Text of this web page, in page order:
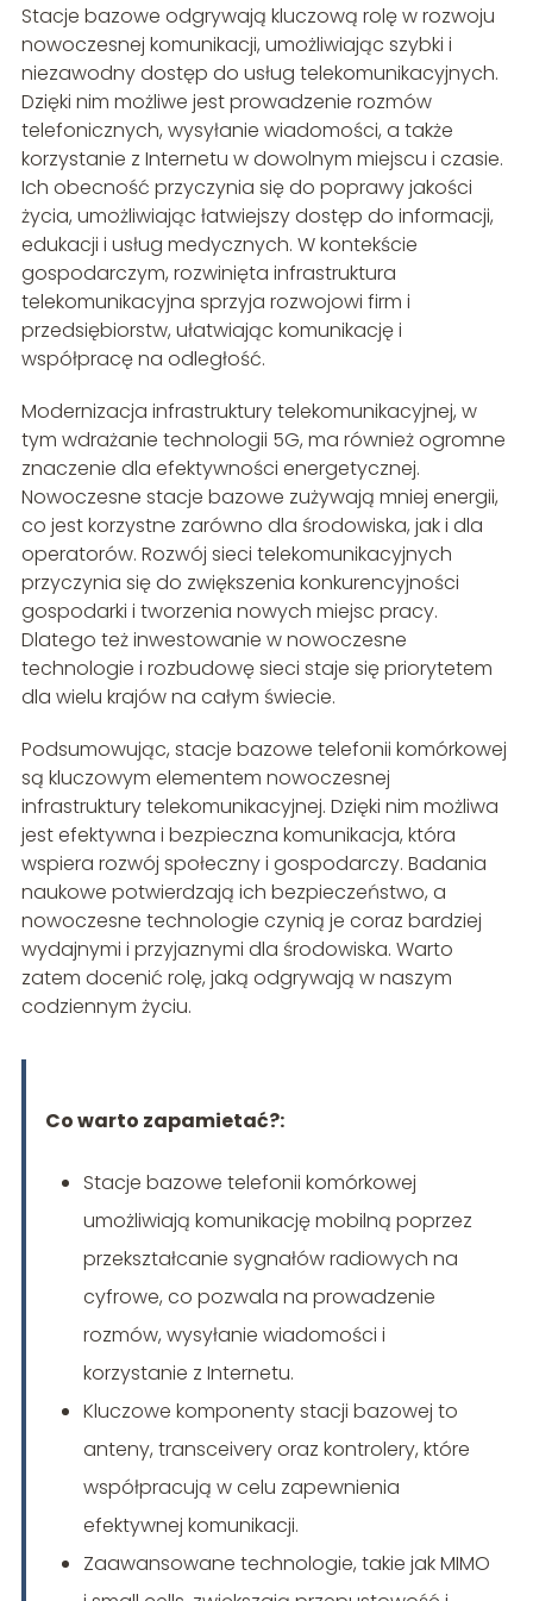
Stacje bazowe odgrywają kluczową rolę w rozwoju
nowoczesnej komunikacji, umożliwiając szybki i
niezawodny dostęp do usług telekomunikacyjnych.
Dzięki nim możliwe jest prowadzenie rozmów
telefonicznych, wysyłanie wiadomości, a także
korzystanie z Internetu w dowolnym miejscu i czasie.
Ich obecność przyczynia się do poprawy jakości
życia, umożliwiając łatwiejszy dostęp do informacji,
edukacji i usług medycznych. W kontekście
gospodarczym, rozwinięta infrastruktura
telekomunikacyjna sprzyja rozwojowi firm i
przedsiębiorstw, ułatwiając komunikację i
współpracę na odległość.
Modernizacja infrastruktury telekomunikacyjnej, w
tym wdrażanie technologii 5G, ma również ogromne
znaczenie dla efektywności energetycznej.
Nowoczesne stacje bazowe zużywają mniej energii,
co jest korzystne zarówno dla środowiska, jak i dla
operatorów. Rozwój sieci telekomunikacyjnych
przyczynia się do zwiększenia konkurencyjności
gospodarki i tworzenia nowych miejsc pracy.
Dlatego też inwestowanie w nowoczesne
technologie i rozbudowę sieci staje się priorytetem
dla wielu krajów na całym świecie.
Podsumowując, stacje bazowe telefonii komórkowej
są kluczowym elementem nowoczesnej
infrastruktury telekomunikacyjnej. Dzięki nim możliwa
jest efektywna i bezpieczna komunikacja, która
wspiera rozwój społeczny i gospodarczy. Badania
naukowe potwierdzają ich bezpieczeństwo, a
nowoczesne technologie czynią je coraz bardziej
wydajnymi i przyjaznymi dla środowiska. Warto
zatem docenić rolę, jaką odgrywają w naszym
codziennym życiu.
Co warto zapamietać?:
Stacje bazowe telefonii komórkowej
umożliwiają komunikację mobilną poprzez
przekształcanie sygnałów radiowych na
cyfrowe, co pozwala na prowadzenie
rozmów, wysyłanie wiadomości i
korzystanie z Internetu.
Kluczowe komponenty stacji bazowej to
anteny, transceivery oraz kontrolery, które
współpracują w celu zapewnienia
efektywnej komunikacji.
Zaawansowane technologie, takie jak MIMO